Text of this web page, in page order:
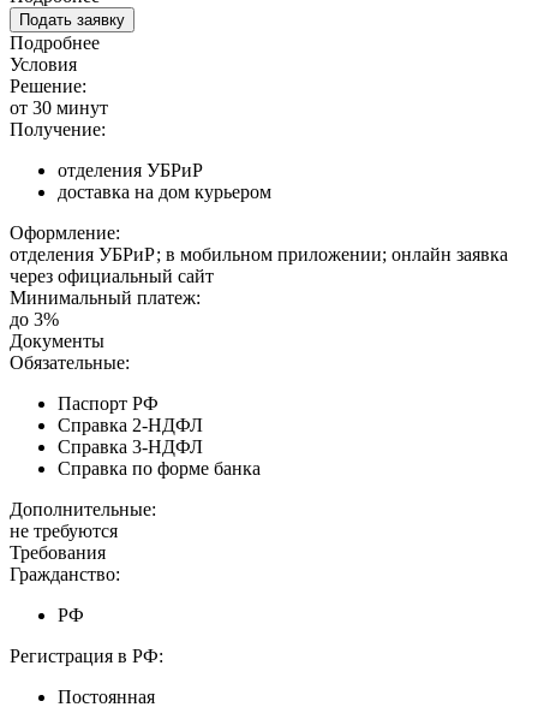
Подать заявку
Подробнее
Условия
Решение:
от 30 минут
Получение:
отделения УБРиР
доставка на дом курьером
Оформление:
отделения УБРиР; в мобильном приложении; онлайн заявка
через официальный сайт
Минимальный платеж:
до 3%
Документы
Обязательные:
Паспорт РФ
Справка 2-НДФЛ
Справка 3-НДФЛ
Справка по форме банка
Дополнительные:
не требуются
Требования
Гражданство:
РФ
Регистрация в РФ:
Постоянная